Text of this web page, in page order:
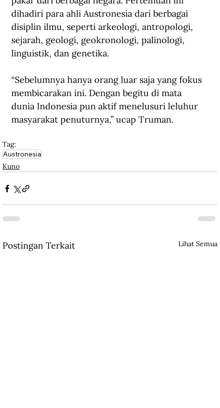
dihadiri para ahli Austronesia dari berbagai
disiplin ilmu, seperti arkeologi, antropologi,
sejarah, geologi, geokronologi, palinologi,
linguistik, dan genetika.
“Sebelumnya hanya orang luar saja yang fokus
membicarakan ini. Dengan begitu di mata
dunia Indonesia pun aktif menelusuri leluhur
masyarakat penuturnya,” ucap Truman.
Tag:
Austronesia
Kuno
Postingan Terkait Lihat Semua